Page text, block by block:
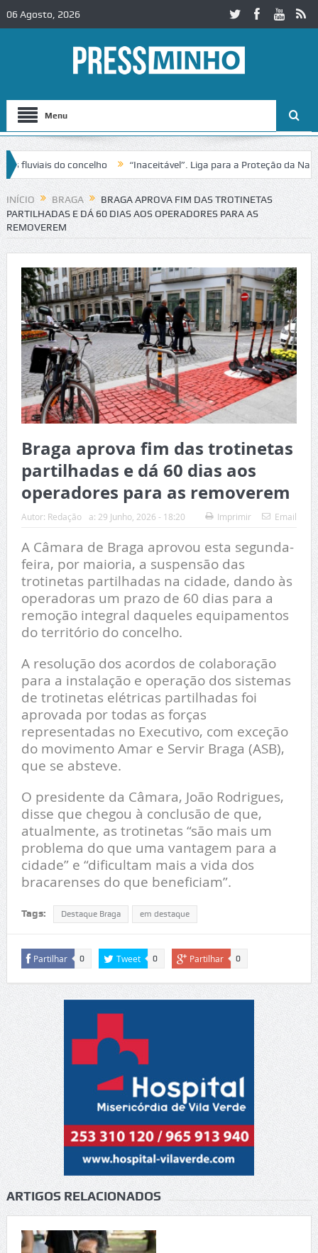
06 Agosto, 2026
Menu
do concelho “Inaceitável”. Liga para a Proteção da
no IC2 em Alcobaça Igreja do Castelo de Cerveira assegura
INÍCIO BRAGA
BRAGA APROVA FIM DAS TROTINETAS
PARTILHADAS E DÁ 60 DIAS AOS OPERADORES PARA AS
REMOVEREM
Braga aprova fim das trotinetas
partilhadas e dá 60 dias aos
operadores para as removerem
Autor: Redação a: 29 Junho, 2026 - 18:20 Imprimir Email
A Câmara de Braga aprovou esta segunda-
feira, por maioria, a suspensão das
trotinetas partilhadas na cidade, dando às
operadoras um prazo de 60 dias para a
remoção integral daqueles equipamentos
do território do concelho.
A resolução dos acordos de colaboração
para a instalação e operação dos sistemas
de trotinetas elétricas partilhadas foi
aprovada por todas as forças
representadas no Executivo, com exceção
do movimento Amar e Servir Braga (ASB),
que se absteve.
O presidente da Câmara, João Rodrigues,
disse que chegou à conclusão de que,
atualmente, as trotinetas “são mais um
problema do que uma vantagem para a
cidade” e “dificultam mais a vida dos
bracarenses do que beneficiam”.
Tags: Destaque Braga em destaque
Partilhar 0 Tweet 0 Partilhar 0
ARTIGOS RELACIONADOS